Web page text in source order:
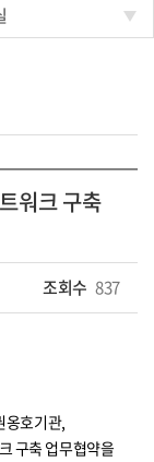
워크 구축
조회수 837
옹호기관,
구축 업무협약을